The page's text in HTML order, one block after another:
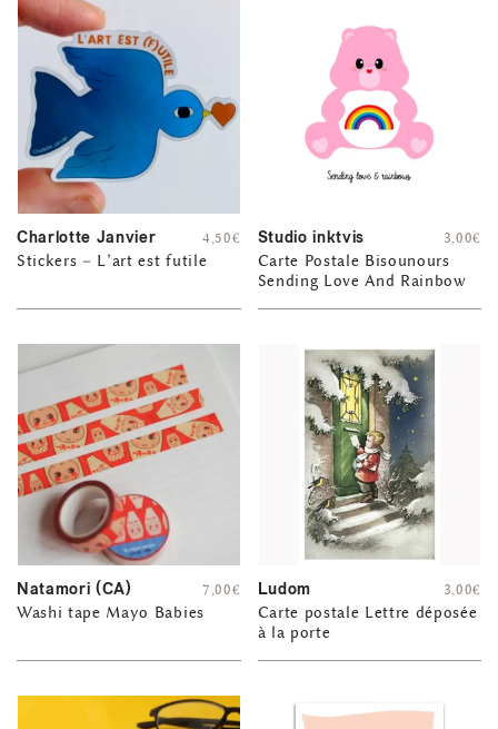
Charlotte Janvier
Stickers – L’art est futile
4,50€ Studio inktvis
Carte Postale Bisounours
Sending Love And Rainbow
3,00€
Natamori (CA)
Washi tape Mayo Babies
7,00€ Ludom
Carte postale Lettre déposée
à la porte
3,00€